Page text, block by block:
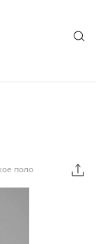
поло